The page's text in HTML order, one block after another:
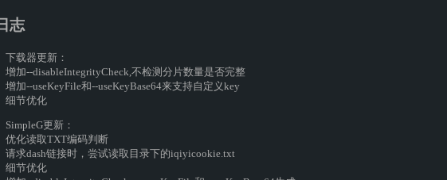
志
下载器更新：
增加--disableIntegrityCheck,不检测分片数量是否完整
增加--useKeyFile和--useKeyBase64来支持自定义key
细节优化
SimpleG更新：
优化读取TXT编码判断
请求dash链接时，尝试读取目录下的iqiyicookie.txt
细节优化